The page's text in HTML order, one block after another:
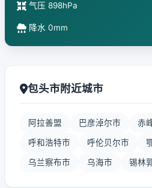
气压 898hPa
降水 0mm
包头市附近城市
阿拉善盟 巴彦淖尔市 赤
呼和浩特市 呼伦贝尔市
乌兰察布市 乌海市 锡林